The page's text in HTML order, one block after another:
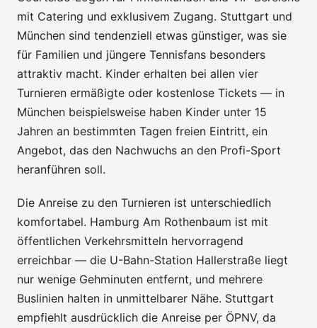
mit Catering und exklusivem Zugang. Stuttgart und
München sind tendenziell etwas günstiger, was sie
für Familien und jüngere Tennisfans besonders
attraktiv macht. Kinder erhalten bei allen vier
Turnieren ermäßigte oder kostenlose Tickets — in
München beispielsweise haben Kinder unter 15
Jahren an bestimmten Tagen freien Eintritt, ein
Angebot, das den Nachwuchs an den Profi-Sport
heranführen soll.
Die Anreise zu den Turnieren ist unterschiedlich
komfortabel. Hamburg Am Rothenbaum ist mit
öffentlichen Verkehrsmitteln hervorragend
erreichbar — die U-Bahn-Station Hallerstraße liegt
nur wenige Gehminuten entfernt, und mehrere
Buslinien halten in unmittelbarer Nähe. Stuttgart
empfiehlt ausdrücklich die Anreise per ÖPNV, da